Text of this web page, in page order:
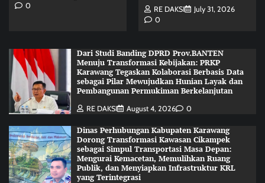
0
RE DAKSI
July 31, 2026
0
Dari Studi Banding DPRD Prov.BANTEN
Menuju Transformasi Kebijakan: PRKP
Karawang Tegaskan Kolaborasi Berbasis Data
sebagai Pilar Mewujudkan Hunian Layak dan
Pembangunan Permukiman Berkelanjutan
RE DAKSI August 4, 2026 0
Dinas Perhubungan Kabupaten Karawang
Dorong Transformasi Kawasan Cikampek
sebagai Simpul Transportasi Masa Depan:
Mengurai Kemacetan, Memulihkan Ruang
Publik, dan Menyiapkan Infrastruktur KRL
yang Terintegrasi